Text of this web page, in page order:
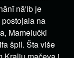
nā'ib je
na
Mamelučki
špil. Šta više